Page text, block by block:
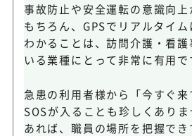
事故防止や安全運転の意識向上
もちろん、GPSでリアルタイ
わかることは、訪問介護・看
いる業種にとって非常に有用で
急患の利用者様から「今すぐ来
SOSが入ることも珍しくあり
あれば、職員の場所を把握で